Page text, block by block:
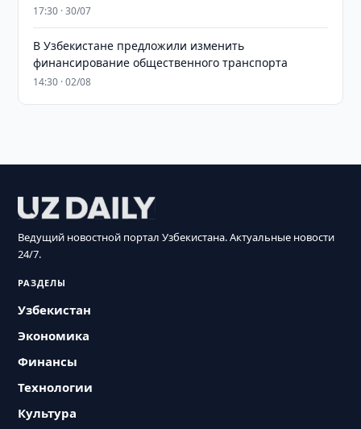
17:30 · 30/07
В Узбекистане предложили изменить
финансирование общественного транспорта
14:30 · 02/08
Ведущий новостной портал Узбекистана. Актуальные новости
24/7.
РАЗДЕЛЫ
Узбекистан
Экономика
Финансы
Технологии
Культура